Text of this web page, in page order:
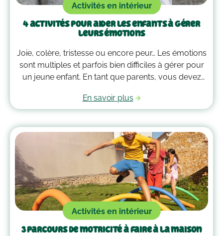
Activités en intérieur
4 activités pour aider les enfants à gérer
leurs émotions
Joie, colère, tristesse ou encore peur… Les émotions
sont multiples et parfois bien difficiles à gérer pour
un jeune enfant. En tant que parents, vous devez
plus d’un tour dans votre sac pour les
accompagner. Voici quelques outils qui peuvent
vous guider dans la gestion des émotions de vos
enfants !
En savoir plus
Activités en intérieur
3 parcours de motricité à faire à la maison